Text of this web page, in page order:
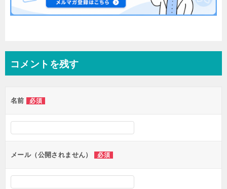
コメントを残す
名前 必須
メール（公開されません） 必須